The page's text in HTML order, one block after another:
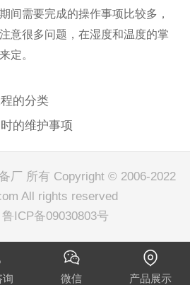
间需要完成的操作事项比较多，
意很多问题，在湿度和温度的掌
定。
的分类
的维护事项
厂 所有 Copyright © 2006-2022
All rights reserved
鲁ICP备09030803号
询 微信 产品展示